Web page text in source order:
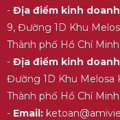
- Địa điểm kinh
9, Đường 1D Khu
Thành phố Hồ Chí
- Địa điểm kinh
Đường 1D Khu Melosa
Thành phố Hồ Chí
- Email: